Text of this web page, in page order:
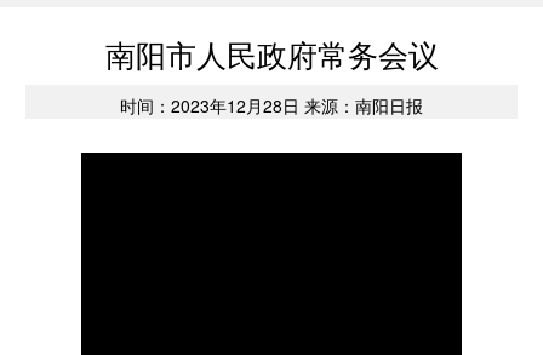
南阳市人民政府常务会议
时间：2023年12月28日 来源：南阳日报